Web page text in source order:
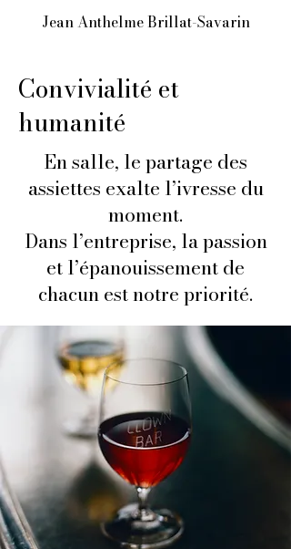
Jean Anthelme Brillat-Savarin
Convivialité et
humanité
En salle, le partage des
assiettes exalte l’ivresse du
moment.
Dans l’entreprise, la passion
et l’épanouissement de
chacun est notre priorité.